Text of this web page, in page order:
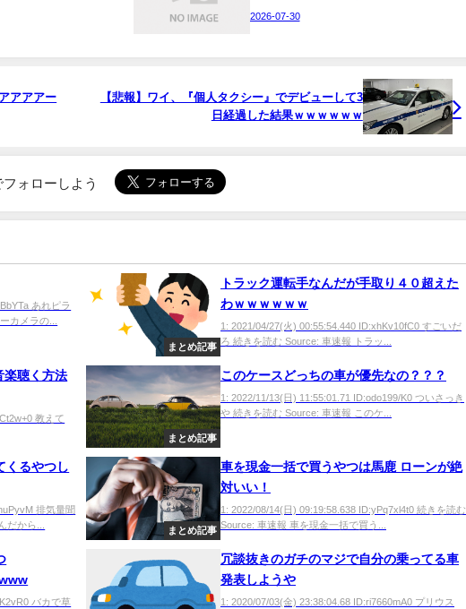
2026-07-30
アアアー
【悲報】ワイ、『個人タクシー』でデビューして3
日経過した結果ｗｗｗｗｗｗ
フォローしよう
あれピラ
カメラの...
まとめ記事
トラック運転手なんだが手取り４０超えた
わｗｗｗｗｗｗ
1: 2021/04/27(火) 00:55:54.440 ID:xhKv10fC0 すごいだ
ろ 続きを読む Source: 車速報 トラッ...
聴く方法
教えて
まとめ記事
このケースどっちの車が優先なの？？？
1: 2022/11/13(日) 11:55:01.71 ID:odo199/K0 ついさっき
や 続きを読む Source: 車速報 このケ...
くるやつし
排気量聞
だから...
まとめ記事
車を現金一括で買うやつは馬鹿 ローンが絶
対いい！
1: 2022/08/14(日) 09:19:58.638 ID:yPq7xl4t0 続きを読む
Source: 車速報 車を現金一括で買う...
バカで草
冗談抜きのガチのマジで自分の乗ってる車
発表しようや
1: 2020/07/03(金) 23:38:04.68 ID:ri7660mA0 プリウス